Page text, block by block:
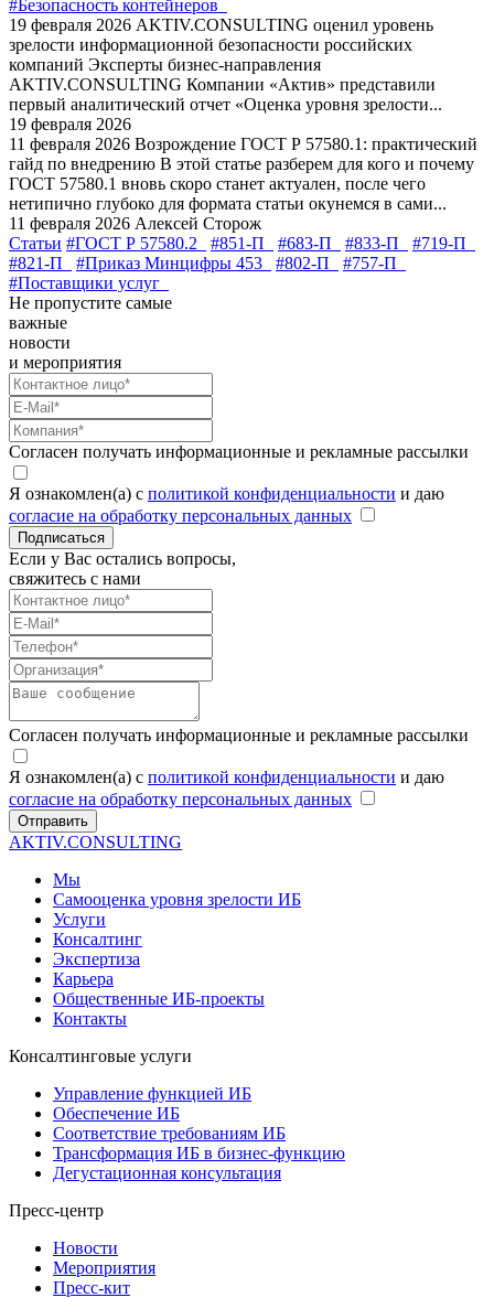
#Безопасность контейнеров
19 февраля 2026 AKTIV.CONSULTING оценил уровень
зрелости информационной безопасности российских
компаний Эксперты бизнес-направления
AKTIV.CONSULTING Компании «Актив» представили
первый аналитический отчет «Оценка уровня зрелости...
19 февраля 2026
11 февраля 2026 Возрождение ГОСТ Р 57580.1: практический
гайд по внедрению В этой статье разберем для кого и почему
ГОСТ 57580.1 вновь скоро станет актуален, после чего
нетипично глубоко для формата статьи окунемся в сами...
11 февраля 2026 Алексей Сторож
Статьи #ГОСТ Р 57580.2 #851-П #683-П #833-П
#719-П
#821-П
#Приказ Минцифры 453 #802-П
#757-П
#Поставщики услуг
Не пропустите самые
важные
новости
и мероприятия
Согласен получать информационные и рекламные рассылки
Я ознакомлен(а) с политикой конфиденциальности и даю
согласие на обработку персональных данных
Подписаться
Если у Вас остались вопросы,
свяжитесь с нами
Согласен получать информационные и рекламные рассылки
Я ознакомлен(а) с политикой конфиденциальности и даю
согласие на обработку персональных данных
Отправить
AKTIV.CONSULTING
Мы
Самооценка уровня зрелости ИБ
Услуги
Консалтинг
Экспертиза
Карьера
Общественные ИБ-проекты
Контакты
Консалтинговые услуги
Управление функцией ИБ
Обеспечение ИБ
Соответствие требованиям ИБ
Трансформация ИБ в бизнес-функцию
Дегустационная консультация
Пресс-центр
Новости
Мероприятия
Пресс-кит